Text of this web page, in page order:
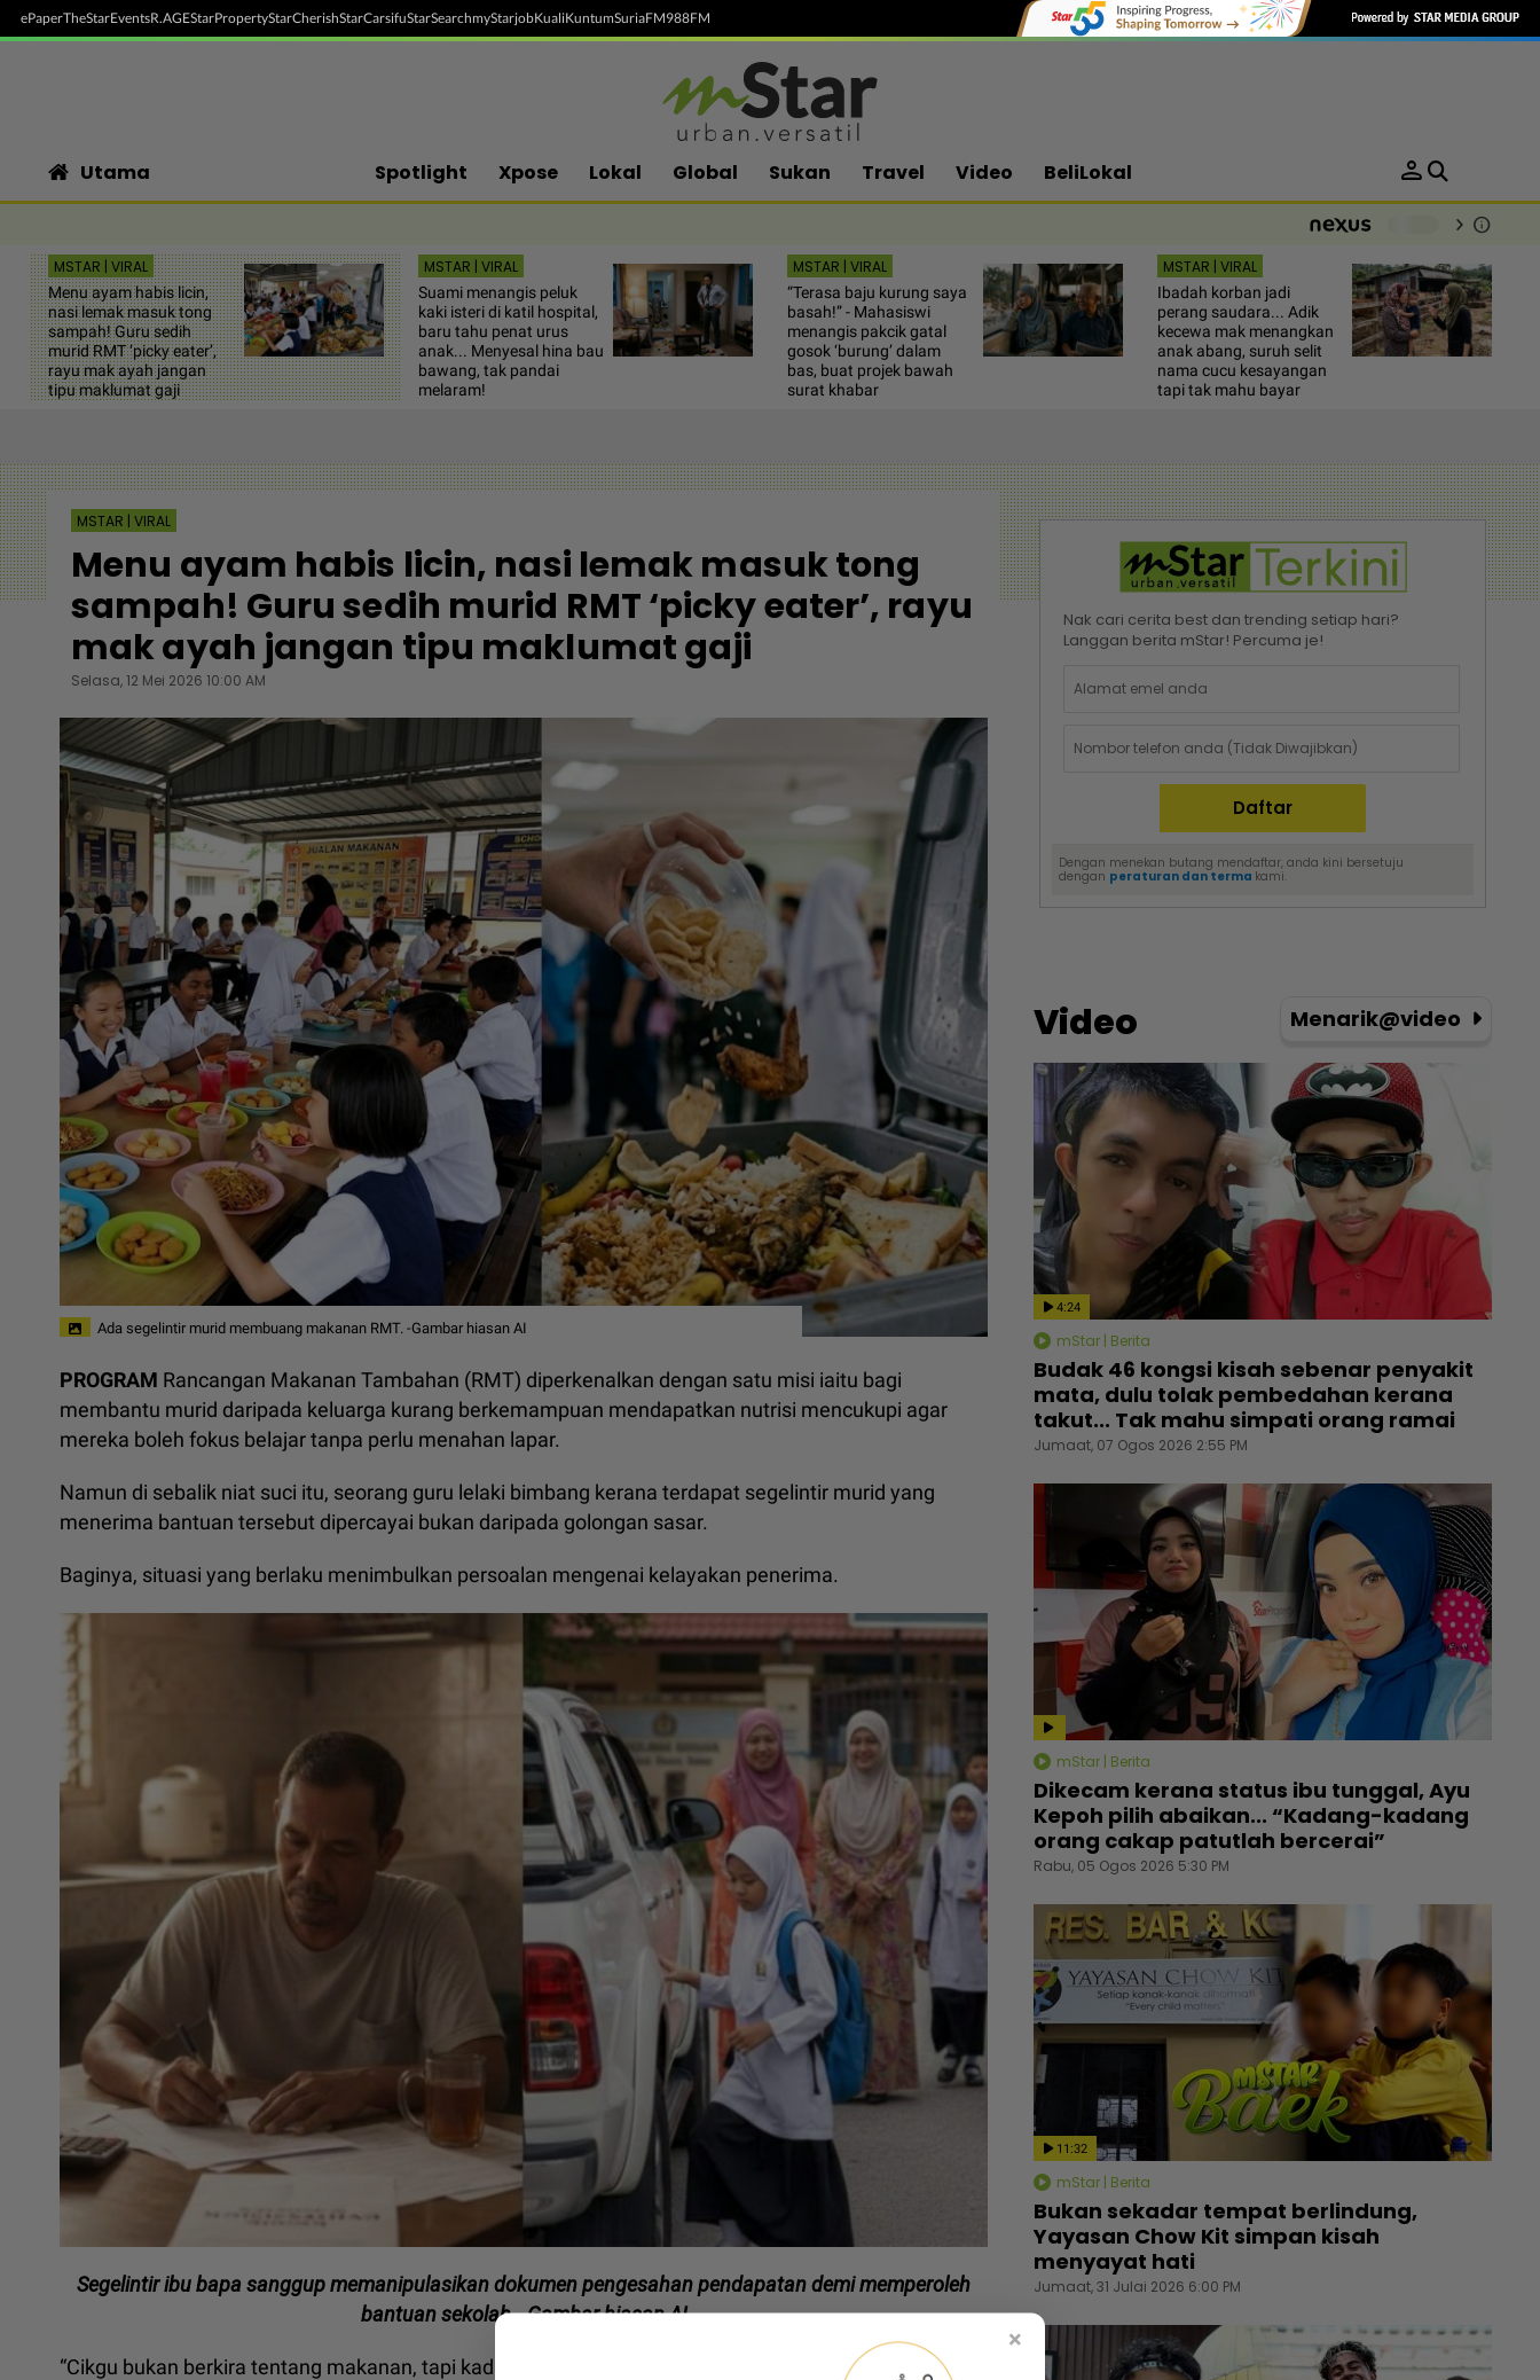
ePaperTheStarEventsR.AGEStarPropertyStarCherishStarCarsifuStarSearchmyStarjobKualiKuntumSuriaFM988FM
Utama Spotlight Xpose Lokal Global Sukan Travel Video BeliLokal person
chevron_right info
MSTAR | VIRAL
Menu ayam habis licin,
nasi lemak masuk tong
sampah! Guru sedih
murid RMT ‘picky eater’,
rayu mak ayah jangan
tipu maklumat gaji
MSTAR | VIRAL
Suami menangis peluk
kaki isteri di katil hospital,
baru tahu penat urus
anak... Menyesal hina bau
bawang, tak pandai
melaram!
MSTAR | VIRAL
“Terasa baju kurung saya
basah!” - Mahasiswi
menangis pakcik gatal
gosok ‘burung’ dalam
bas, buat projek bawah
surat khabar
MSTAR | VIRAL
Ibadah korban jadi
perang saudara... Adik
kecewa mak menangkan
anak abang, suruh selit
nama cucu kesayangan
tapi tak mahu bayar
MSTAR | VIRAL
Menu ayam habis licin, nasi lemak masuk tong
sampah! Guru sedih murid RMT ‘picky eater’, rayu
mak ayah jangan tipu maklumat gaji
Selasa, 12 Mei 2026 10:00 AM
Ada segelintir murid membuang makanan RMT. -Gambar hiasan AI
PROGRAM Rancangan Makanan Tambahan (RMT) diperkenalkan dengan satu misi iaitu bagi
membantu murid daripada keluarga kurang berkemampuan mendapatkan nutrisi mencukupi agar
mereka boleh fokus belajar tanpa perlu menahan lapar.
Namun di sebalik niat suci itu, seorang guru lelaki bimbang kerana terdapat segelintir murid yang
menerima bantuan tersebut dipercayai bukan daripada golongan sasar.
Baginya, situasi yang berlaku menimbulkan persoalan mengenai kelayakan penerima.
Segelintir ibu bapa sanggup memanipulasikan dokumen pengesahan pendapatan demi memperoleh
bantuan sekolah. -Gambar hiasan AI
“Cikgu bukan berkira tentang makanan, tapi kadang-kadang kami terfikir betul ke anak ini benar-benar
Nak cari cerita best dan trending setiap hari?
Langgan berita mStar! Percuma je!
Dengan menekan butang mendaftar, anda kini bersetuju
dengan peraturan dan terma kami.
Video Menarik@video
4:24
mStar | Berita
Budak 46 kongsi kisah sebenar penyakit
mata, dulu tolak pembedahan kerana
takut... Tak mahu simpati orang ramai
Jumaat, 07 Ogos 2026 2:55 PM
mStar | Berita
Dikecam kerana status ibu tunggal, Ayu
Kepoh pilih abaikan... “Kadang-kadang
orang cakap patutlah bercerai”
Rabu, 05 Ogos 2026 5:30 PM
11:32
mStar | Berita
Bukan sekadar tempat berlindung,
Yayasan Chow Kit simpan kisah
menyayat hati
Jumaat, 31 Julai 2026 6:00 PM
×